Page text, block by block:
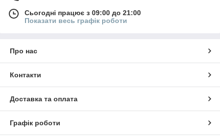
Сьогодні працює з 09:00 до 21:00
Показати весь графік роботи
Про нас
Контакти
Доставка та оплата
Графік роботи